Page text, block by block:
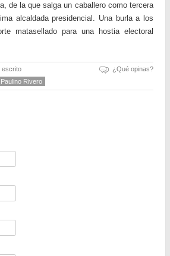
de la que salga un caballero como tercera
alcaldada presidencial. Una burla a los
matasellado para una hostia electoral
escrito
¿Qué opinas?
Paulino Rivero